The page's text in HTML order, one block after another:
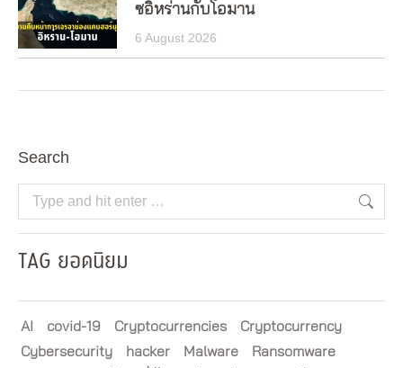
ซอิหร่านกับโอมาน
6 August 2026
Search
Search:
TAG ยอดนิยม
AI covid-19 Cryptocurrencies
Cryptocurrency
Cybersecurity
hacker Malware
Ransomware